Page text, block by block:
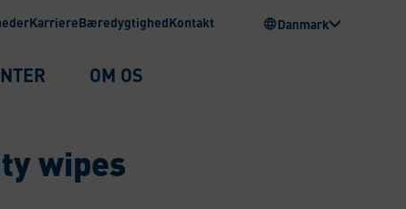
KarriereBæredygtighedKontakt Danmark
OM OS
wipes